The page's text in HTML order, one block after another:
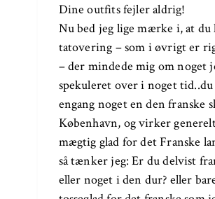
Dine outfits fejler aldrig!
Nu bed jeg lige mærke i, at du
tatovering – som i øvrigt er
– der mindede mig om noget
spekuleret over i noget
engang noget en den franske
København, og virker
mægtig glad for det Franske
så tænker jeg: Er du delvist
eller noget i den dur? eller